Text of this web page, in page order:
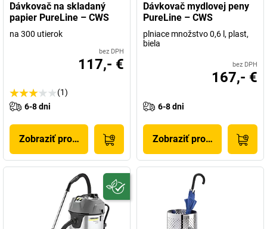
Dávkovač na skladaný
papier PureLine – CWS
na 300 utierok
bez DPH
117,- €
(1)
6-8 dni
Zobraziť produkt
Dávkovač mydlovej peny
PureLine – CWS
plniace množstvo 0,6 l, plast,
biela
bez DPH
167,- €
6-8 dni
Zobraziť produkt